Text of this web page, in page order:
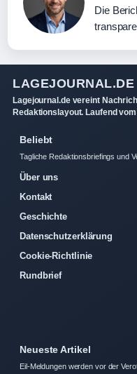
Die
LAGEJOURNAL.DE
Lagejournal.de vereint
Redaktionslayout. Laufend
Beliebt
Tagliche Redaktionsbriefings und
Über uns
Kontakt
Geschichte
Datenschutzerklärung
Cookie-Richtlinie
Rundbrief
Neueste Artikel
Eil-Meldungen werden vor der